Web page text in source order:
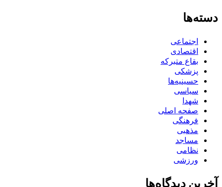
دسته‌ها
اجتماعی
اقتصادی
بقاع متبرکه
پزشکی
حسینیه‌ها
سیاسی
شهدا
صفحه اصلی
فرهنگی
مذهبی
مساجد
نظامی
ورزشی
آخرین دیدگاه‌ها